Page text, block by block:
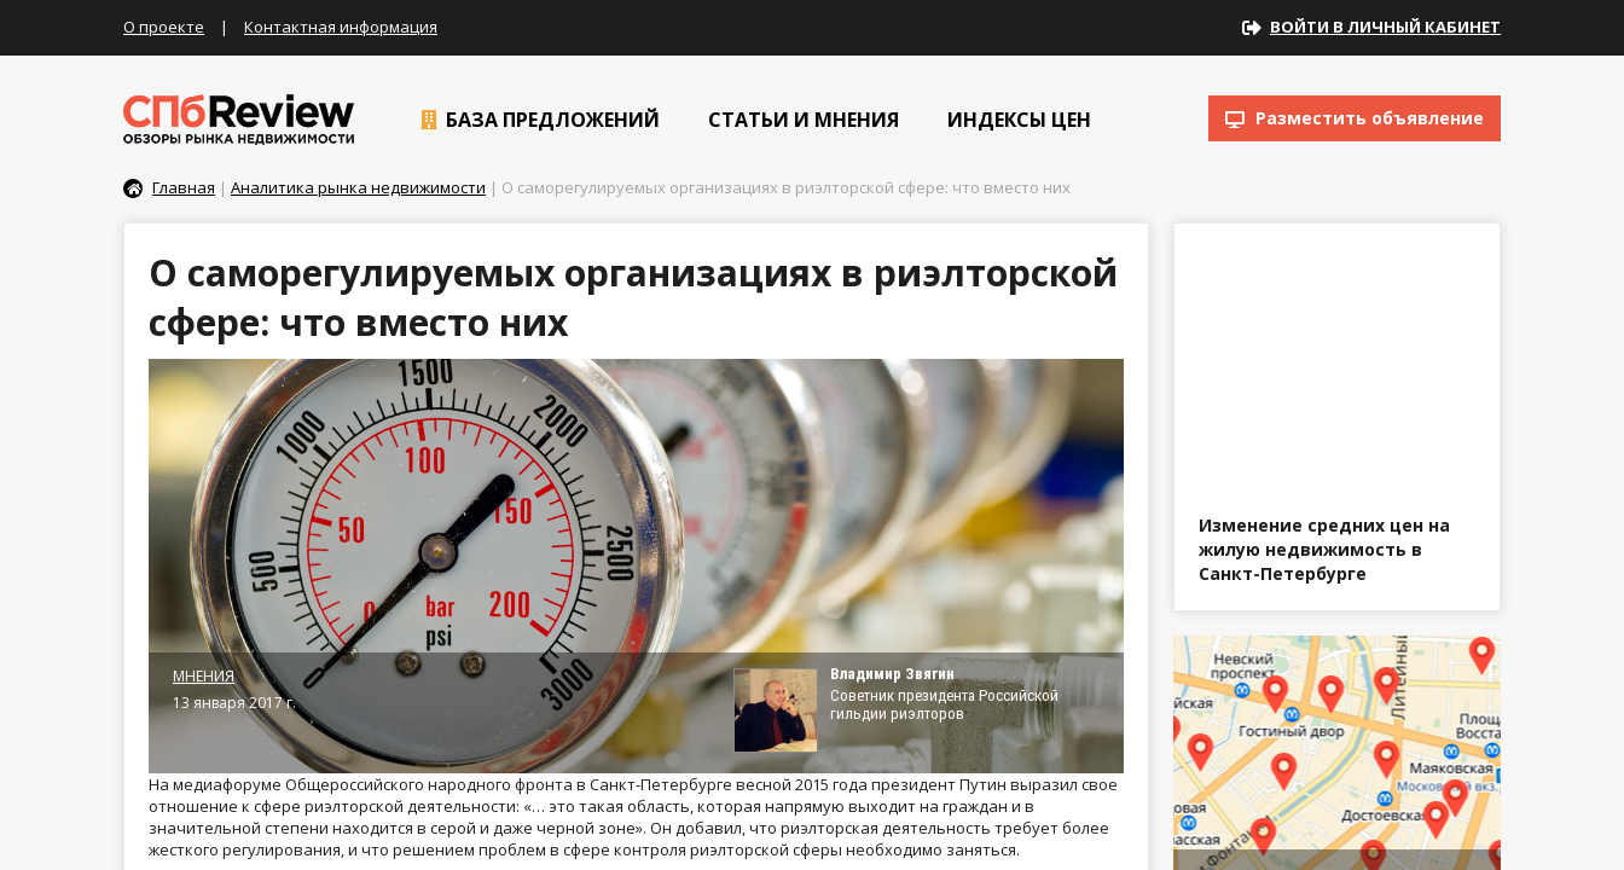
О проекте | Контактная информация ВОЙТИ В ЛИЧНЫЙ КАБИНЕТ
БАЗА ПРЕДЛОЖЕНИЙ СТАТЬИ И МНЕНИЯ ИНДЕКСЫ ЦЕН Разместить объявление
Главная | Аналитика рынка недвижимости | О саморегулируемых организациях в риэлторской сфере: что вместо них
О саморегулируемых организациях в риэлторской
сфере: что вместо них
Владимир Звягин
Советник президента Российской
гильдии риэлторов
МНЕНИЯ
13 января 2017 г.
На медиафоруме Общероссийского народного фронта в Санкт-Петербурге весной 2015 года президент Путин выразил свое
отношение к сфере риэлторской деятельности: «… это такая область, которая напрямую выходит на граждан и в
значительной степени находится в серой и даже черной зоне». Он добавил, что риэлторская деятельность требует более
жесткого регулирования, и что решением проблем в сфере контроля риэлторской сферы необходимо заняться.
Изменение средних цен на
жилую недвижимость в
Санкт-Петербурге